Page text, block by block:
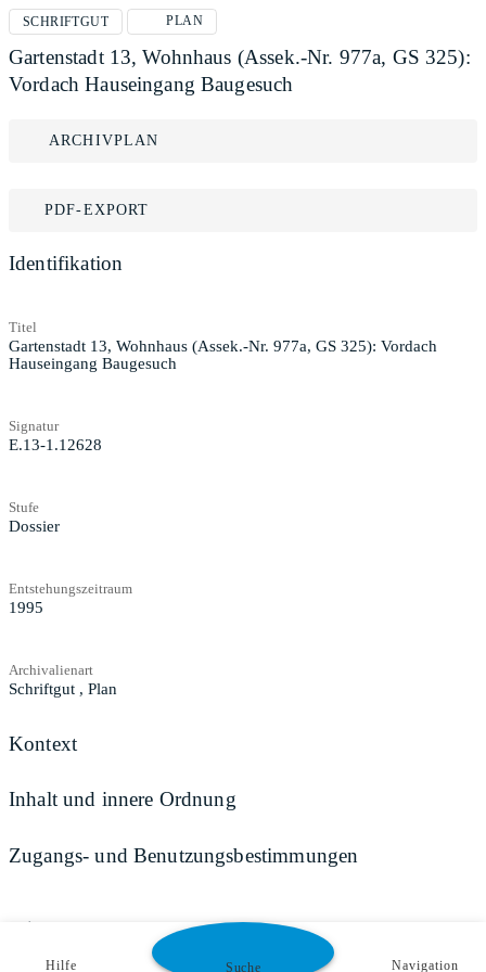
SCHRIFTGUT PLAN
Gartenstadt 13, Wohnhaus (Assek.-Nr. 977a, GS 325):
Vordach Hauseingang Baugesuch
ARCHIVPLAN
PDF-EXPORT
Identifikation
Titel
Gartenstadt 13, Wohnhaus (Assek.-Nr. 977a, GS 325): Vordach
Hauseingang Baugesuch
Signatur
E.13-1.12628
Stufe
Dossier
Entstehungszeitraum
1995
Archivalienart
Schriftgut , Plan
Kontext
Inhalt und innere Ordnung
Zugangs- und Benutzungsbestimmungen
Teilen
Hilfe Suche Navigation